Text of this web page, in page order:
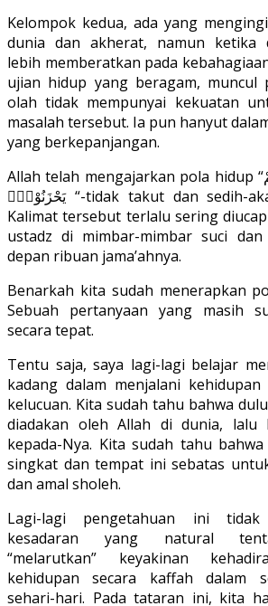
Kelompok kedua, ada yang
dunia dan akherat, namun ketika
lebih memberatkan pada
ujian hidup yang beragam, muncul
olah tidak mempunyai kekuatan
masalah tersebut. Ia pun hanyut
yang berkepanjangan.
Allah telah mengajarkan pola hidup “وَلَا خَوْفٌ عَلَيْهِمْ وَلَا هُمْ
يَحْزَنُوْنَࣖ “-tidak takut dan sedih-akan janji-janji Allah.
Kalimat tersebut terlalu sering
ustadz di mimbar-mimbar suci
depan ribuan jama’ahnya.
Benarkah kita sudah menerapkan
Sebuah pertanyaan yang masih
secara tepat.
Tentu saja, saya lagi-lagi belajar
kadang dalam menjalani
kelucuan. Kita sudah tahu bahwa
diadakan oleh Allah di dunia, lalu
kepada-Nya. Kita sudah tahu
singkat dan tempat ini sebatas
dan amal sholeh.
Lagi-lagi pengetahuan ini tidak
kesadaran yang natural
“melarutkan” keyakinan
kehidupan secara kaffah dalam
sehari-hari. Pada tataran ini, kita